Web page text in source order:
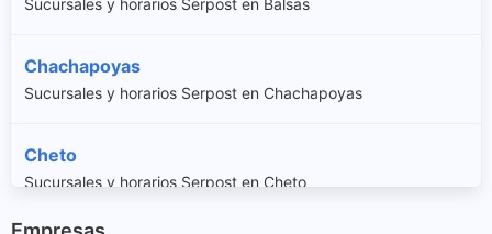
Chachapoyas
Sucursales y horarios Serpost en Chachapoyas
Cheto
Sucursales y horarios Serpost en Cheto